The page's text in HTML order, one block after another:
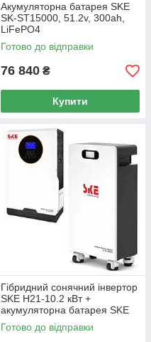
Акумуляторна батарея SKE
SK-ST15000, 51.2v, 300ah,
LiFePO4
Готово до відправки
76 840 ₴
Купити
Гібридний сонячний інвертор
SKE H21-10.2 кВт +
акумуляторна батарея SKE
SK-ST1500
Готово до відправки